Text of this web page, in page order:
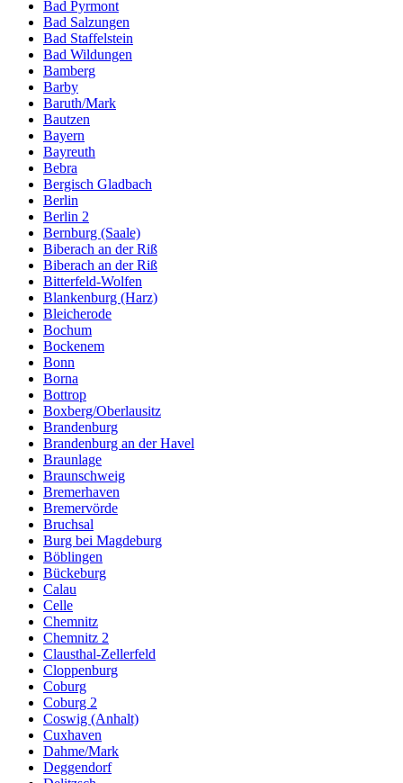
Bad Pyrmont
Bad Salzungen
Bad Staffelstein
Bad Wildungen
Bamberg
Barby
Baruth/Mark
Bautzen
Bayern
Bayreuth
Bebra
Bergisch Gladbach
Berlin
Berlin 2
Bernburg (Saale)
Biberach an der Riß
Biberach an der Riß
Bitterfeld-Wolfen
Blankenburg (Harz)
Bleicherode
Bochum
Bockenem
Bonn
Borna
Bottrop
Boxberg/Oberlausitz
Brandenburg
Brandenburg an der Havel
Braunlage
Braunschweig
Bremerhaven
Bremervörde
Bruchsal
Burg bei Magdeburg
Böblingen
Bückeburg
Calau
Celle
Chemnitz
Chemnitz 2
Clausthal-Zellerfeld
Cloppenburg
Coburg
Coburg 2
Coswig (Anhalt)
Cuxhaven
Dahme/Mark
Deggendorf